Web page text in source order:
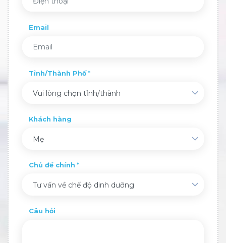
Email
Tỉnh/Thành Phố
Vui lòng chọn tỉnh/thành
Khách hàng
Mẹ
Chủ đề chính
Tư vấn về chế độ dinh dưỡng
Câu hỏi